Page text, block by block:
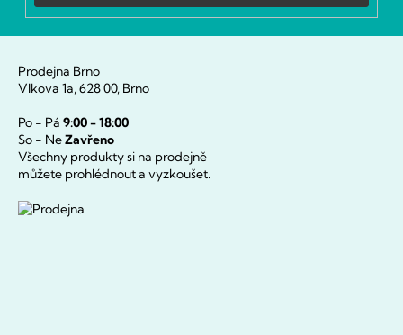
Prodejna Brno
Vlkova 1a, 628 00, Brno
Po - Pá 9:00 - 18:00
So - NeZavřeno
Všechny produkty si na prodejně
můžete prohlédnout a vyzkoušet.